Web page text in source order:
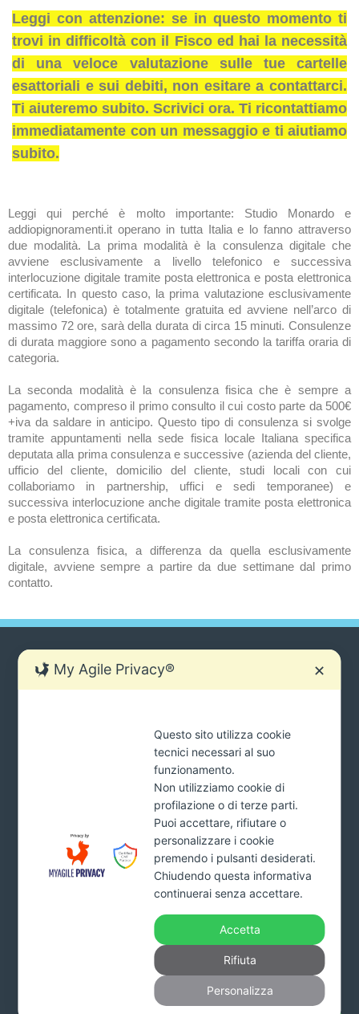
Leggi con attenzione: se in questo momento ti
trovi in difficoltà con il Fisco ed hai la necessità
di una veloce valutazione sulle tue cartelle
esattoriali e sui debiti, non esitare a contattarci.
Ti aiuteremo subito. Scrivici ora. Ti ricontattiamo
immediatamente con un messaggio e ti aiutiamo
subito.
Leggi qui perché è molto importante: Studio Monardo e
addiopignoramenti.it operano in tutta Italia e lo fanno attraverso
due modalità. La prima modalità è la consulenza digitale che
avviene esclusivamente a livello telefonico e successiva
interlocuzione digitale tramite posta elettronica e posta elettronica
certificata. In questo caso, la prima valutazione esclusivamente
digitale (telefonica) è totalmente gratuita ed avviene nell’arco di
massimo 72 ore, sarà della durata di circa 15 minuti. Consulenze
di durata maggiore sono a pagamento secondo la tariffa oraria di
categoria.
La seconda modalità è la consulenza fisica che è sempre a
pagamento, compreso il primo consulto il cui costo parte da 500€
+iva da saldare in anticipo. Questo tipo di consulenza si svolge
tramite appuntamenti nella sede fisica locale Italiana specifica
deputata alla prima consulenza e successive (azienda del cliente,
ufficio del cliente, domicilio del cliente, studi locali con cui
collaboriamo in partnership, uffici e sedi temporanee) e
successiva interlocuzione anche digitale tramite posta elettronica
e posta elettronica certificata.
La consulenza fisica, a differenza da quella esclusivamente
digitale, avviene sempre a partire da due settimane dal primo
contatto.
Ci sono molti modi per contattarci
*Cliccando il pulsante INVIA acconsenti al trattamento dei tuoi
dati e dichiari di aver preso visione della
Privacy Policy
Addiopignoramenti.it
Studio Monardo & Partners s.r.l.
Viale Affaccio n. 95 – 89900 Vibo Valentia
Part. Iva. 03993160799 – Numero REA VV-227578 – Capitale
sociale 10.000 euro interamente versato
My Agile Privacy® ✕
Questo sito utilizza cookie
tecnici necessari al suo
funzionamento.
Non utilizziamo cookie di
profilazione o di terze parti.
Puoi accettare, rifiutare o
personalizzare i cookie
premendo i pulsanti desiderati.
Chiudendo questa informativa
continuerai senza accettare.
Accetta
Rifiuta
Personalizza